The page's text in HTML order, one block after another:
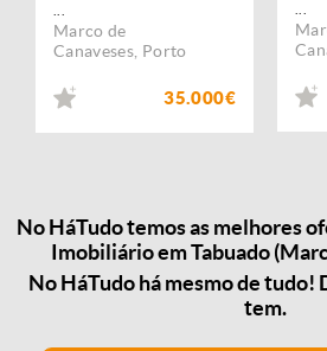
Marco de
Canaveses Porto
35.000€
No HáTudo temos as melhores
Imobiliário em Tabuado
No HáTudo há mesmo de tudo!
tem.